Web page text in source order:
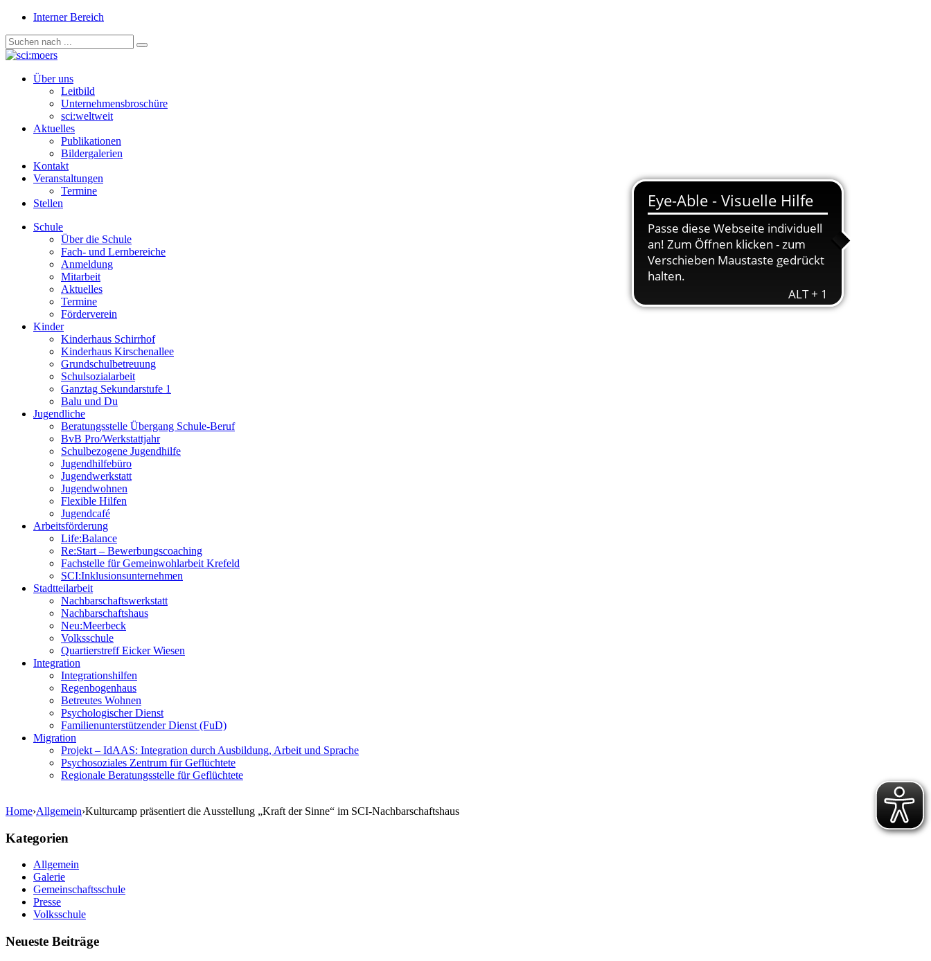
Interner Bereich
Über uns
Leitbild
Unternehmensbroschüre
sci:weltweit
Aktuelles
Publikationen
Bildergalerien
Kontakt
Veranstaltungen
Termine
Stellen
Schule
Über die Schule
Fach- und Lernbereiche
Anmeldung
Mitarbeit
Aktuelles
Termine
Förderverein
Kinder
Kinderhaus Schirrhof
Kinderhaus Kirschenallee
Grundschulbetreuung
Schulsozialarbeit
Ganztag Sekundarstufe 1
Balu und Du
Jugendliche
Beratungsstelle Übergang Schule-Beruf
BvB Pro/Werkstattjahr
Schulbezogene Jugendhilfe
Jugendhilfebüro
Jugendwerkstatt
Jugendwohnen
Flexible Hilfen
Jugendcafé
Arbeitsförderung
Life:Balance
Re:Start – Bewerbungscoaching
Fachstelle für Gemeinwohlarbeit Krefeld
SCI:Inklusionsunternehmen
Stadtteilarbeit
Nachbarschaftswerkstatt
Nachbarschaftshaus
Neu:Meerbeck
Volksschule
Quartierstreff Eicker Wiesen
Integration
Integrationshilfen
Regenbogenhaus
Betreutes Wohnen
Psychologischer Dienst
Familienunterstützender Dienst (FuD)
Migration
Projekt – IdAAS: Integration durch Ausbildung, Arbeit und Sprache
Psychosoziales Zentrum für Geflüchtete
Regionale Beratungsstelle für Geflüchtete
Home›Allgemein›Kulturcamp präsentiert die Ausstellung „Kraft der Sinne“ im SCI-Nachbarschaftshaus
Kategorien
Allgemein
Galerie
Gemeinschaftsschule
Presse
Volksschule
Neueste Beiträge